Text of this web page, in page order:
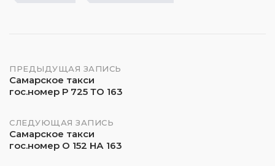
Навигация
по
записям
ПРЕДЫДУЩАЯ ЗАПИСЬ
Самарское такси
гос.номер Р 725 ТО 163
СЛЕДУЮЩАЯ ЗАПИСЬ
Самарское такси
гос.номер О 152 НА 163